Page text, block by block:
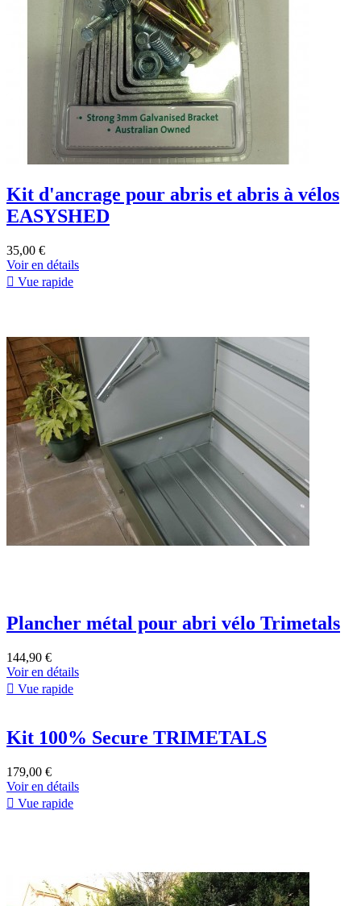
Kit d'ancrage pour abris et abris à vélos
EASYSHED
35,00 €
Voir en détails
 Vue rapide
Plancher métal pour abri vélo Trimetals
144,90 €
Voir en détails
 Vue rapide
Kit 100% Secure TRIMETALS
179,00 €
Voir en détails
 Vue rapide